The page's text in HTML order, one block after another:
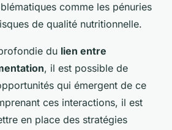
comme les pénuries
de qualité nutritionnelle.
du lien entre
, il est possible de
qui émergent de ce
ces interactions, il est
en place des stratégies